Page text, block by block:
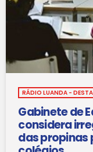
RÁDIO LUANDA -
Gabinete de
considera
das propinas